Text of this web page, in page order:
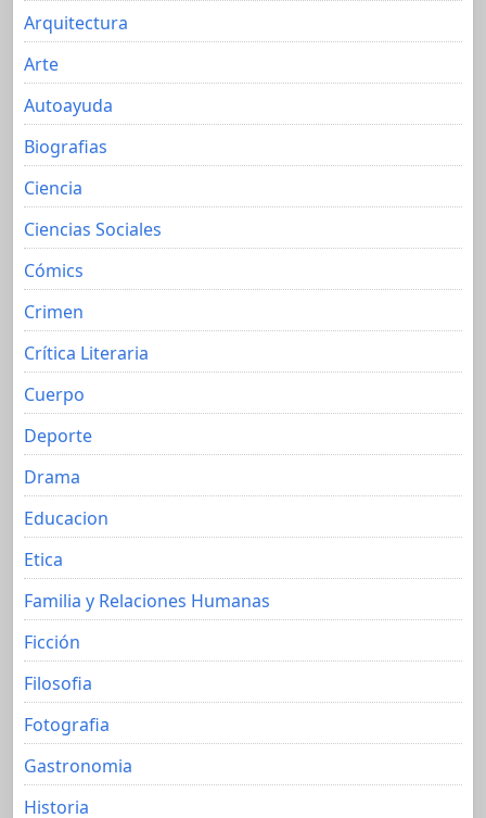
Arquitectura
Arte
Autoayuda
Biografias
Ciencia
Ciencias Sociales
Cómics
Crimen
Crítica Literaria
Cuerpo
Deporte
Drama
Educacion
Etica
Familia y Relaciones Humanas
Ficción
Filosofia
Fotografia
Gastronomia
Historia